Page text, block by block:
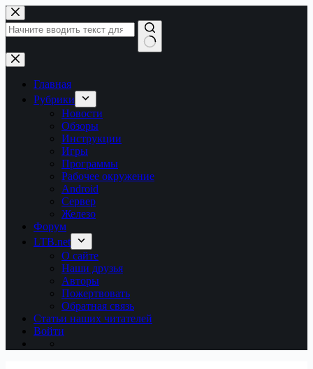
Перейти
к
сути
Ничего
не
найденоГлавная
Рубрики
Новости
Обзоры
Инструкции
Игры
Программы
Рабочее окружение
Android
Сервер
Железо
Форум
LTB.net
О сайте
Наши друзья
Авторы
Пожертвовать
Обратная связь
Статьи наших читателей
Войти